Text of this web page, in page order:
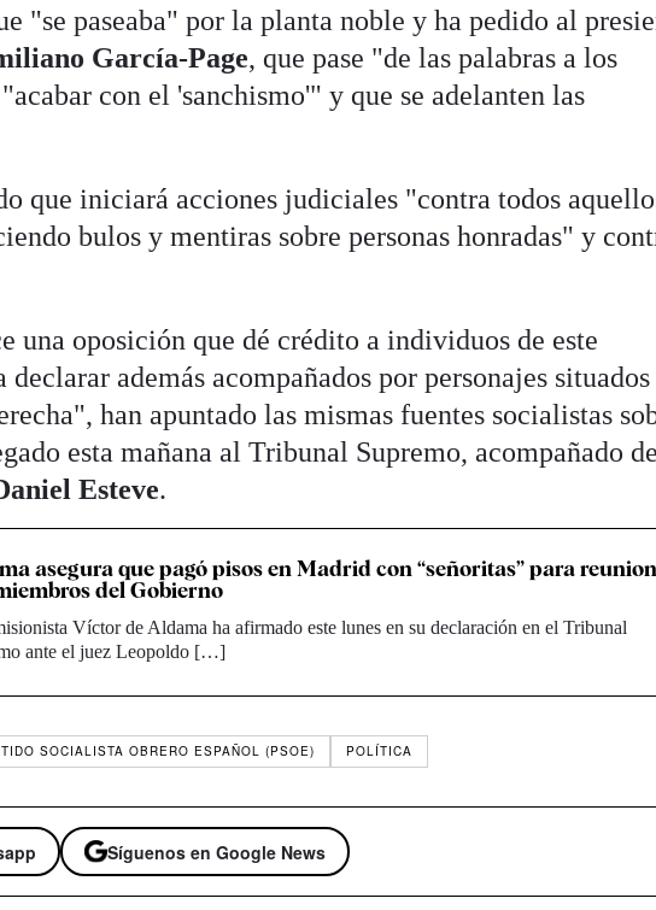
"se paseaba" por la planta noble y ha pedido al
García-Page, que pase "de las palabras a los
con el 'sanchismo'" y que se adelanten las
que iniciará acciones judiciales "contra todos
bulos y mentiras sobre personas honradas" y
una oposición que dé crédito a individuos de este
declarar además acompañados por personajes situados
han apuntado las mismas fuentes socialistas
esta mañana al Tribunal Supremo, acompañado
Esteve.
asegura que pagó pisos en Madrid con “señoritas” para
del Gobierno
Víctor de Aldama ha afirmado este lunes en su declaración en el Tribunal
ante el juez Leopoldo […]
SOCIALISTA OBRERO ESPAÑOL (PSOE) POLÍTICA
Síguenos en Google News